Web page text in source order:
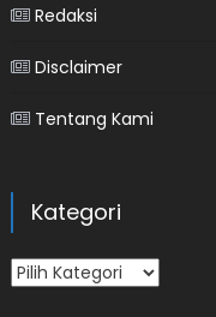
Redaksi
Disclaimer
Tentang Kami
Kategori
Kategori